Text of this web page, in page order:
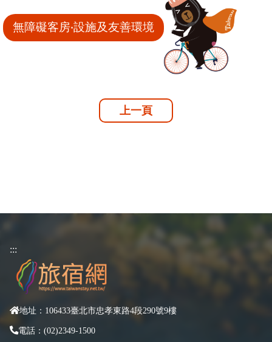
無障礙客房‧設施及友善環境
上一頁
:::
地址：106433臺北市忠孝東路4段290號9樓
電話：(02)2349-1500